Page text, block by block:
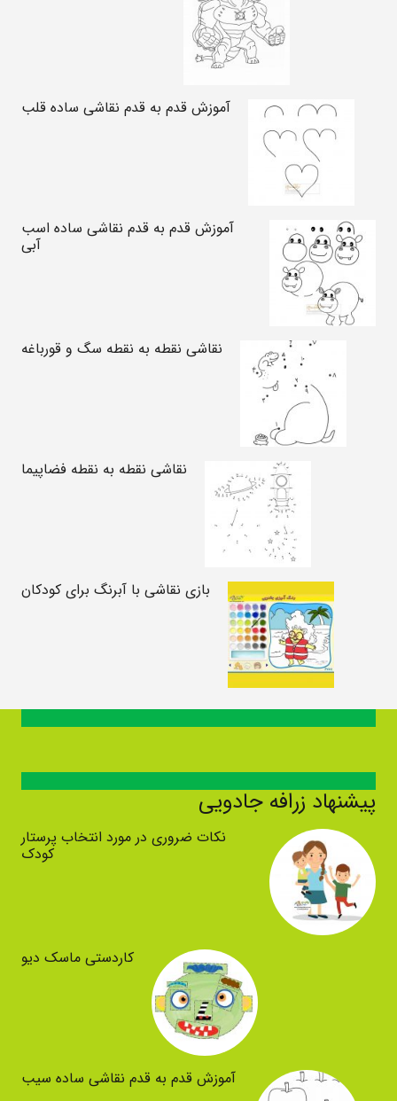
آموزش قدم به قدم نقاشی ساده قلب
آموزش قدم به قدم نقاشی ساده اسب
آبی
نقاشی نقطه به نقطه سگ و قورباغه
نقاشی نقطه به نقطه فضاپیما
بازی نقاشی با آبرنگ برای کودکان
پیشنهاد زرافه جادویی
نکات ضروری در مورد انتخاب پرستار
کودک
کاردستی ماسک دیو
آموزش قدم به قدم نقاشی ساده سیب